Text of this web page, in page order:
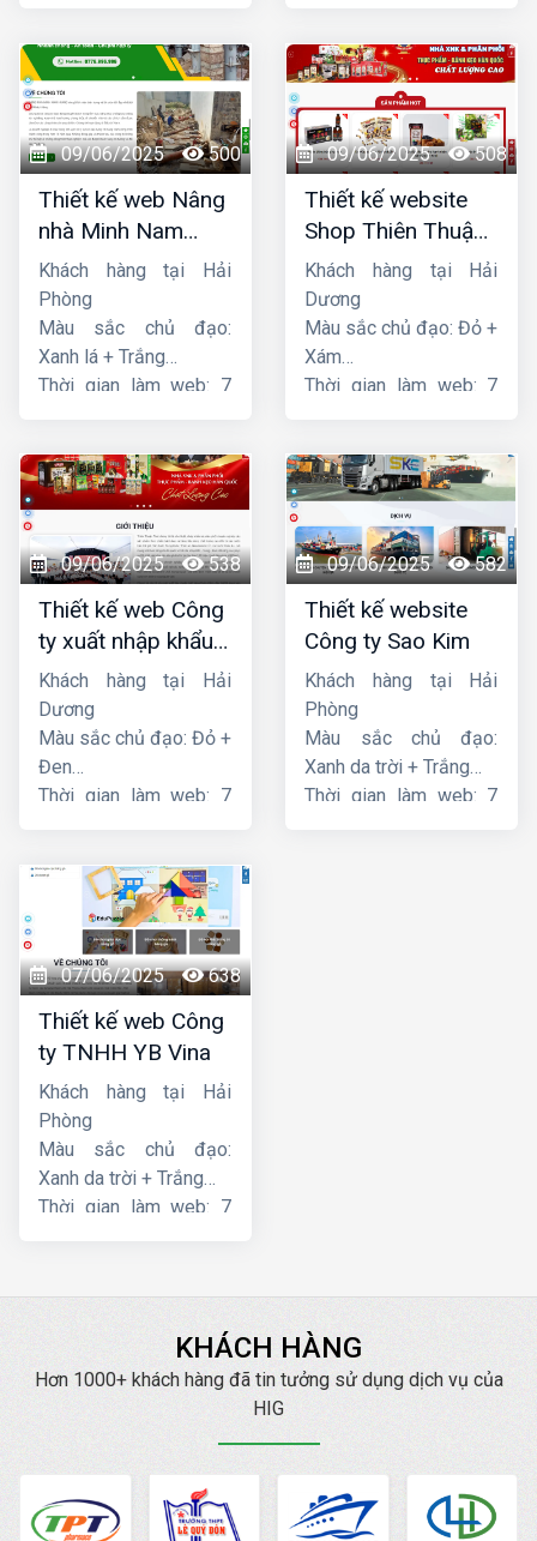
09/06/2025 500
Thiết kế web Nâng
nhà Minh Nam
Hoàng
Khách hàng tại Hải
Phòng
Màu sắc chủ đạo:
Xanh lá + Trắng
Thời gian làm web: 7
09/06/2025 508
Thiết kế website
Shop Thiên Thuận
Phát
Khách hàng tại Hải
Dương
Màu sắc chủ đạo: Đỏ +
Xám
Thời gian làm web: 7
09/06/2025 538
Thiết kế web Công
ty xuất nhập khẩu
Thiên Thuận Phát
Khách hàng tại Hải
Dương
Màu sắc chủ đạo: Đỏ +
Đen
Thời gian làm web: 7
09/06/2025 582
Thiết kế website
Công ty Sao Kim
Khách hàng tại Hải
Phòng
Màu sắc chủ đạo:
Xanh da trời + Trắng
Thời gian làm web: 7
07/06/2025 638
Thiết kế web Công
ty TNHH YB Vina
Khách hàng tại Hải
Phòng
Màu sắc chủ đạo:
Xanh da trời + Trắng
Thời gian làm web: 7
KHÁCH HÀNG
Hơn 1000+ khách hàng đã tin tưởng sử dụng dịch vụ của
HIG